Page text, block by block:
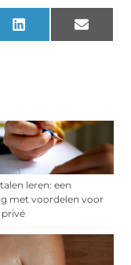
leren: een
met voordelen voor
LinkedIn Email